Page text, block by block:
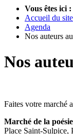
Vous êtes ici :
Accueil du site
Agenda
Nos auteurs
Nos
Faites votre marché
Marché de la poésie
Place Saint-­Sulpice,